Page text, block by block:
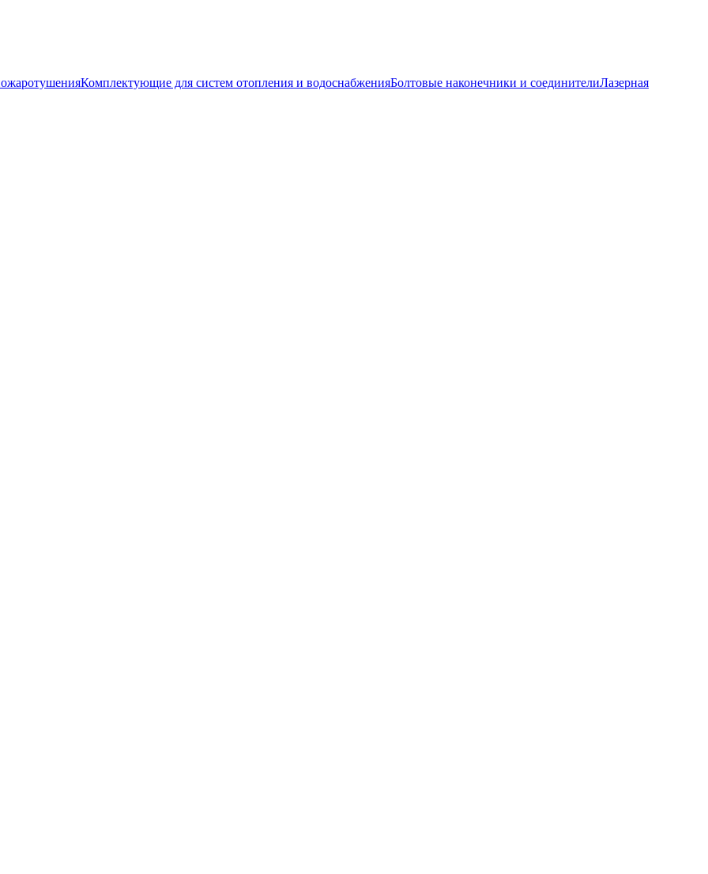
Комплектующие для систем отопления и водоснабженияБолтовые наконечники и соединителиЛазерная